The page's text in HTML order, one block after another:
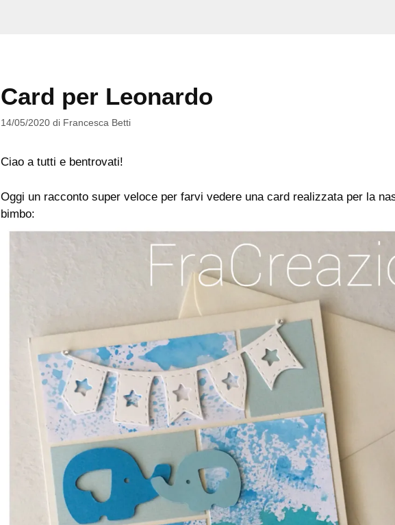
Card per Leonardo
14/05/2020 di Francesca Betti
Ciao a tutti e bentrovati!
Oggi un racconto super veloce per farvi vedere una card realizzata per la
bimbo: